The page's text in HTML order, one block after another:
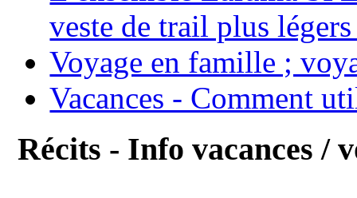
veste de trail plus
Voyage en famille ;
Vacances - Comment
Récits - Info vacances /